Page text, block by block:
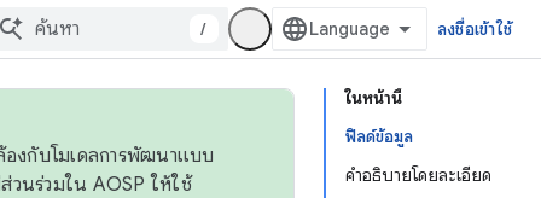
/ ลงชื่อเข้าใช้
ในหน้านี้
ฟิลด์ข้อมูล
คำอธิบายโดยละเอียด
องกับโมเดลการพัฒนาแบบ
วนร่วมใน AOSP ให้ใช้